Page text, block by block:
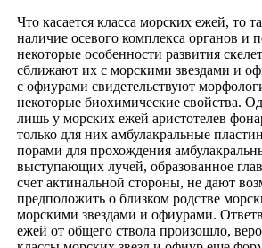
Что касается класса морских ежей, то
наличие осевого комплекса органов и
некоторые особенности развития
сближают их с морскими звездами и
с офиурами свидетельствуют
некоторые биохимические свойства.
лишь у морских ежей аристотелев
только для них амбулакральные
порами для прохождения
выступающих лучей, образованное
счет актинальной стороны, не дают
предположить о близком родстве
морскими звездами и офиурами.
ежей от общего ствола произошло,